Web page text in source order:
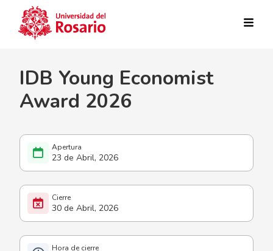
23 de Abril, 2026
30 de Abril, 2026
IDB Young Economist
Award 2026